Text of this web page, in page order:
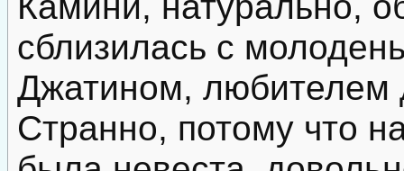
сблизилась с
Джатином, любителем
Странно, потому что